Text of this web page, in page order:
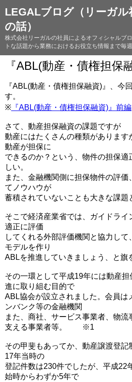
LEGALブログ（リーガル
の話）
株式会社リーガルの社員によるオフィシャルブ
トな話題から業務におけるお役立ち情報まで毎
『ABL(動産・債権担保
『ABL(動産・債権担保融資)』、今
す。
※ 『ABL(動産・債権担保融資)』前編
さて、動産担保融資の課題ですが
動産にはたくさんの種類があります
動産が担保に
できるのか？という、物件の担保適
しい。
また、金融機関側に担保物件の評価
てノウハウが
蓄積されていないことも大きな課題
そこで経済産業省では、ガイドライ
適正に評価
してくれる外部評価機関と協力して
モデルを作り
ABLを推進していきましょう、と旗
その一環として平成19年には動産
進に取り組む目的で
ABL協会が設立されました。会員は
ンバンク等の金融機関
また、商社、サービス事業者、物
支える事業者等。 ※1
その甲斐もあってか、動産譲渡登記
17年当時の
登記件数は230件でしたが、平成22
始時からわずか5年で